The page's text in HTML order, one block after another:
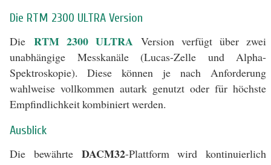
Die RTM 2300 ULTRA Version
Die RTM 2300 ULTRA Version verfügt über zwei
unabhängige Messkanäle (Lucas-Zelle und Alpha-
Spektroskopie). Diese können je nach Anforderung
wahlweise vollkommen autark genutzt oder für höchste
Empfindlichkeit kombiniert werden.
Ausblick
Die bewährte DACM32-Plattform wird kontinuierlich